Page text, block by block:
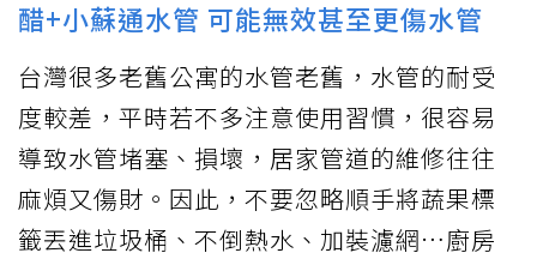
醋+小蘇通水管 可能無效甚至更傷水管
台灣很多老舊公寓的水管老舊，水管的耐受
度較差，平時若不多注意使用習慣，很容易
導致水管堵塞、損壞，居家管道的維修往往
麻煩又傷財。因此，不要忽略順手將蔬果標
籤丟進垃圾桶、不倒熱水、加裝濾網…廚房